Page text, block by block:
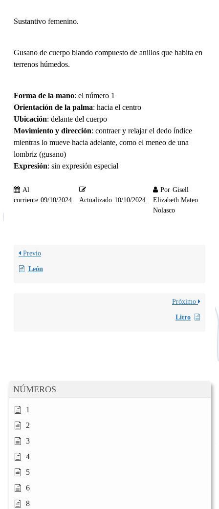
NÚMEROS
1
2
3
4
5
6
8
Sustantivo femenino.
Gusano de cuerpo blando compuesto de anillos que habita en
terrenos húmedos.
Forma de la mano: el número 1
Orientación de la palma: hacia el centro
Ubicación: delante del cuerpo
Movimiento y dirección: contraer y relajar el dedo índice
mientras lo mueve hacia adelante, como el meneo de una
lombriz (gusano)
Expresión: sin expresión especial
Al
corriente 09/10/2024 Actualizado 10/10/2024
Por Gisell
Elizabeth Mateo
Nolasco
Previo
León
Próximo
Litro